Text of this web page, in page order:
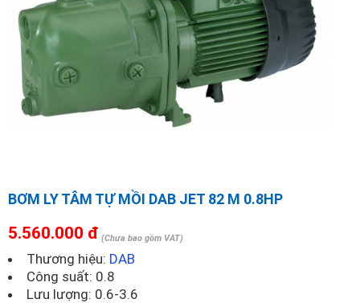
BƠM LY TÂM TỰ MỒI DAB JET 82 M 0.8HP
5.560.000 đ (Chưa bao gồm VAT)
Thương hiệu: DAB
Công suất: 0.8
Lưu lượng: 0.6-3.6